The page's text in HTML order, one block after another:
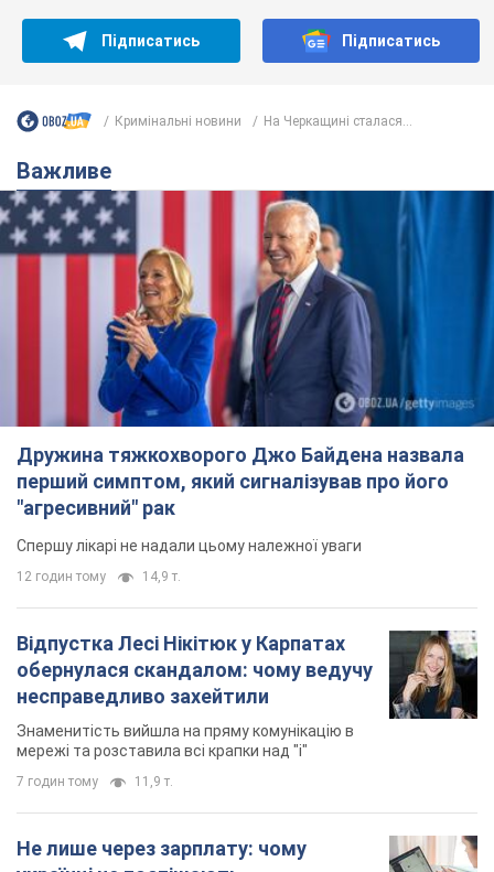
Дружина тяжкохворого Джо Байдена назвала
перший симптом, який сигналізував про його
"агресивний" рак
Спершу лікарі не надали цьому належної уваги
14,9 т.
Відпустка Лесі Нікітюк у Карпатах
обернулася скандалом: чому ведучу
несправедливо захейтили
Знаменитість вийшла на пряму комунікацію в
мережі та розставила всі крапки над "і"
7 годин тому
Не лише через зарплату: чому
українці не поспішають
погоджуватися на вакансії
Чого найбільше бракує на ринку праці
9 годин тому 3,1 т.